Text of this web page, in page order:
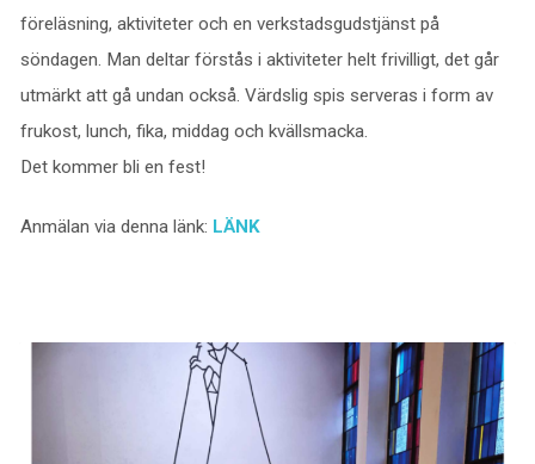
föreläsning, aktiviteter och en verkstadsgudstjänst på
söndagen. Man deltar förstås i aktiviteter helt frivilligt, det går
utmärkt att gå undan också. Värdslig spis serveras i form av
frukost, lunch, fika, middag och kvällsmacka.
Det kommer bli en fest!
Anmälan via denna länk: LÄNK